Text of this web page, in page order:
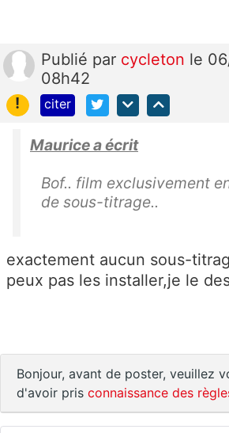
Publié par cycleton le
08h42
!
citer
Maurice a écrit
Bof.. film exclusivement
de sous-titrage..
exactement aucun sous-
peux pas les installer,je le
Bonjour, avant de poster, veuillez
d'avoir pris connaissance des